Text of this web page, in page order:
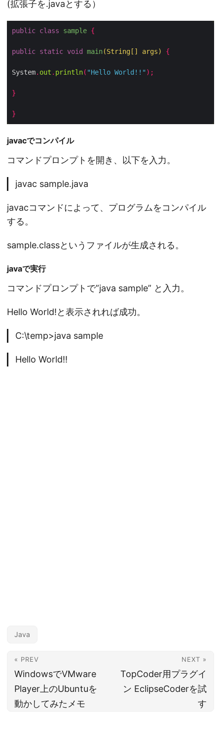
(拡張子を.javaとする）
public class sample {
public static void main(String [] args) {
System. out . println( "Hello World!!" );
}
}
javacでコンパイル
コマンドプロンプトを開き、以下を入力。
javac sample.java
javacコマンドによって、プログラムをコンパイル
する。
sample.classというファイルが生成される。
javaで実行
コマンドプロンプトで”java sample” と入力。
Hello World!と表示されれば成功。
C:\temp>java sample
Hello World!!
Java
« PREV
WindowsでVMware
Player上のUbuntuを
動かしてみたメモ
NEXT »
TopCoder用プラグイ
ン EclipseCoderを試
す